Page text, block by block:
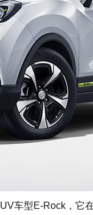
型E-Rock，它